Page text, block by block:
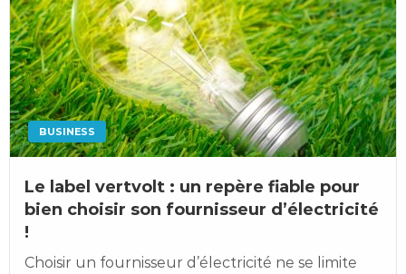
BUSINESS
Le label vertvolt : un repère fiable pour
bien choisir son fournisseur d’électricité
!
Choisir un fournisseur d’électricité ne se limite